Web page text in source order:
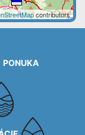
contributors
PONUKA